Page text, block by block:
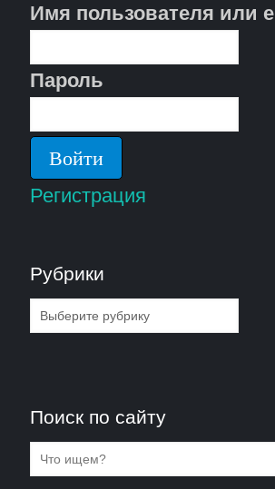
Имя пользователя или
Пароль
Регистрация
Рубрики
Рубрики
Поиск по сайту